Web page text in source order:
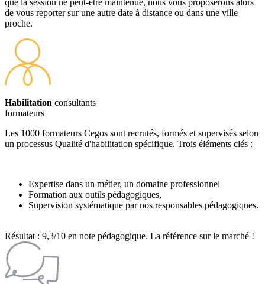
que la session ne peut-être maintenue, nous vous proposerons alors
de vous reporter sur une autre date à distance ou dans une ville
proche.
Habilitation consultants
formateurs
Les 1000 formateurs Cegos sont recrutés, formés et supervisés selon
un processus Qualité d'habilitation spécifique. Trois éléments clés :
Expertise dans un métier, un domaine professionnel
Formation aux outils pédagogiques,
Supervision systématique par nos responsables pédagogiques.
Résultat : 9,3/10 en note pédagogique. La référence sur le marché !